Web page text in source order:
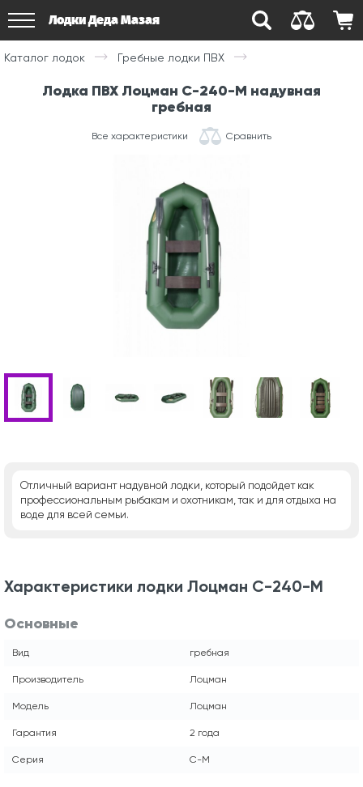
Лодки Деда Мазая
Каталог лодок Гребные лодки ПВХ
Лодка ПВХ Лоцман С-240-М надувная
гребная
Все характеристики Сравнить
Отличный вариант надувной лодки, который подойдет как
профессиональным рыбакам и охотникам, так и для отдыха на
воде для всей семьи.
Характеристики лодки Лоцман С-240-М
Основные
Вид гребная
Производитель Лоцман
Модель Лоцман
Гарантия 2 года
Серия С-М